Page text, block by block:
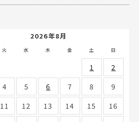
2026年8月
火 水 木 金 土 日
1
2
4 5 6 7 8
9
11 12 13 14 15
16